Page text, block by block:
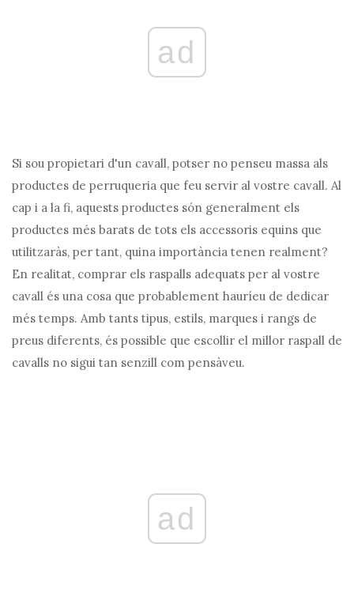
ad
Si sou propietari d'un cavall, potser no penseu massa als
productes de perruqueria que feu servir al vostre cavall. Al
cap i a la fi, aquests productes són generalment els
productes més barats de tots els accessoris equins que
utilitzaràs, per tant, quina importància tenen realment?
En realitat, comprar els raspalls adequats per al vostre
cavall és una cosa que probablement hauríeu de dedicar
més temps. Amb tants tipus, estils, marques i rangs de
preus diferents, és possible que escollir el millor raspall de
cavalls no sigui tan senzill com pensàveu.
ad